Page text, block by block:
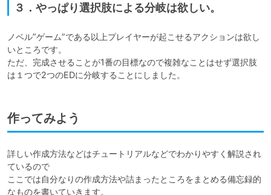
３．やっぱり選択肢による分岐は欲しい。
ノベル”ゲーム”である以上プレイヤーが起こせるアクションは欲し
いところです。
ただ、完成させることが1番の目標なので複雑なことはせず選択肢
は１つで2つのEDに分岐することにしました。
作ってみよう
詳しい作成方法などはチュートリアルなどでわかりやすく解説され
ているので
ここでは自分なりの作成方法や詰まったところをまとめる備忘録的
なものを書いていきます。